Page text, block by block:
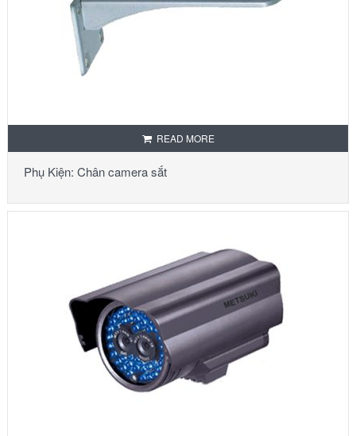
READ MORE
Phụ Kiện: Chân camera sắt